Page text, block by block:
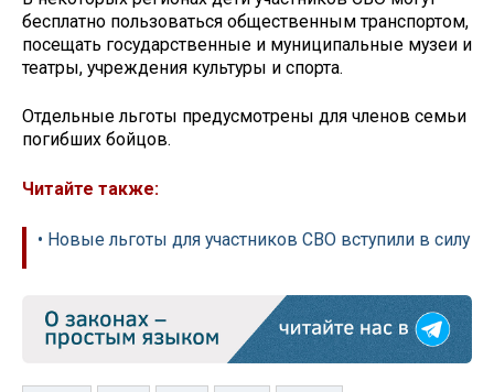
бесплатно пользоваться общественным транспортом,
посещать государственные и муниципальные музеи и
театры, учреждения культуры и спорта.
Отдельные льготы предусмотрены для членов семьи
погибших бойцов.
Читайте также:
• Новые льготы для участников СВО вступили в силу